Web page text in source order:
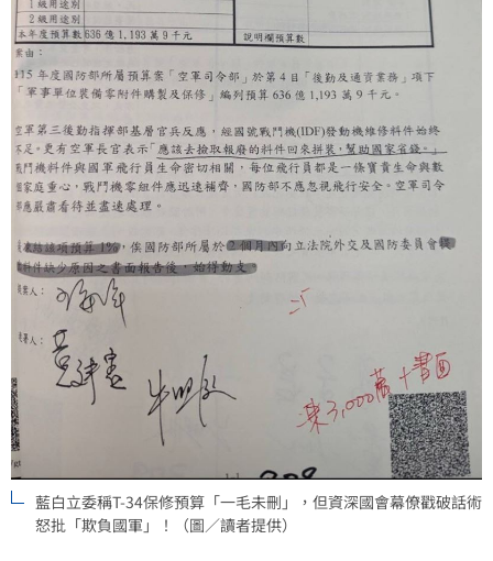
藍白立委稱T-34保修預算「一毛未刪」，但資深國會幕僚戳破話術
怒批「欺負國軍」！（圖／讀者提供）